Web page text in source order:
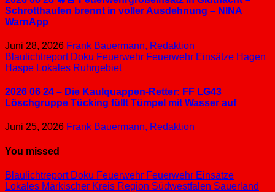
Schrotthaufen brennt in voller Ausdehnung – NINA
WarnApp
Juni 28, 2026 Frank Bauermann, Redaktion
Blaulichtreport Doku Feuerwehr Feuerwehr Einsätze Hagen
Haspe Lokales Ruhrgebiet
2026 06 24 – Die Kaulquappen-Retter: FF LG43
Löschgruppe Tücking füllt Tümpel mit Wasser auf
Juni 25, 2026 Frank Bauermann, Redaktion
You missed
Blaulichtreport Doku Feuerwehr Feuerwehr Einsätze
Lokales Märkischer Kreis Region Südwestfalen Sauerland